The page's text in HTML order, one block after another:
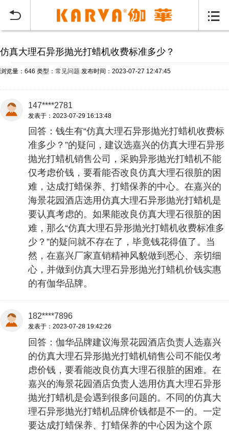
 
仿真大理石异形抛光打蜡机收费标准多少？
浏览量：646 类型： 常见问题 发布时间：2023-07-27 12:47:45
147****2781
发表于：2023-07-29 16:13:48
回答：钱生有“仿真大理石异形抛光打蜡机收费标
准多少？”的疑问，建议选嘉兴的仿真大理石异形
抛光打蜡机销售公司，采购异形抛光打蜡机不能
仅考虑价钱，要看能否改良仿真大理石很脏的困
难，达成打蜡保养、打蜡保养的中心。在嘉兴的
海景花园酒店选用仿真大理石异形抛光打蜡机是
要认真考虑的。如果能改良仿真大理石很脏的困
难，那么“仿真大理石异形抛光打蜡机收费标准多
少？”的疑问就不存在了，毕竟钱花得值了。当
然，在嘉兴厂家直销精神风貌做到悉心、亲切细
心，并做到仿真大理石异形抛光打蜡机价钱实惠
的有伽华品牌。
182****7896
发表于：2023-07-28 19:42:26
回答：伽华品牌建议海景花园酒店负责人选嘉兴
的仿真大理石异形抛光打蜡机销售公司不能仅考
虑价钱，要看能改良仿真大理石很脏的困难。在
嘉兴的海景花园酒店负责人选用仿真大理石异形
抛光打蜡机是会遇到很多问题的。不同的仿真大
理石异形抛光打蜡机品牌价钱都是不一的。一定
要达成打蜡保养、打蜡保养的中心因为这个原